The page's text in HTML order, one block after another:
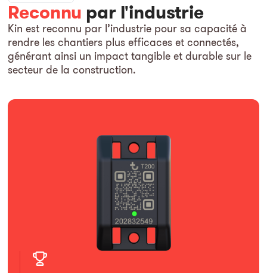
Reconnu par l'industrie
Kin est reconnu par l’industrie pour sa capacité à
rendre les chantiers plus efficaces et connectés,
générant ainsi un impact tangible et durable sur le
secteur de la construction.